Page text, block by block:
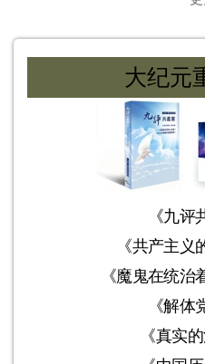
大纪元
《九评
《共产主义
《魔鬼在统治
《解体
《真实